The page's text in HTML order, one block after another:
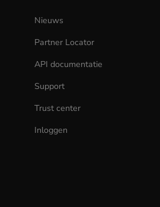
Nieuws
Partner Locator
API documentatie
Support
Trust center
Inloggen